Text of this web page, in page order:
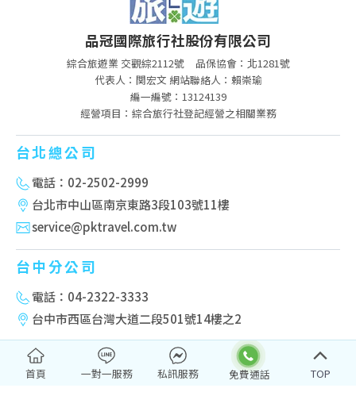
品冠國際旅行社股份有限公司
綜合旅遊業 交觀綜2112號
品保協會：北1281號
代表人：関宏文 網站聯絡人：賴崇瑜
編一編號：13124139
經營項目：綜合旅行社登記經營之相關業務
台北總公司
電話：02-2502-2999
台北市中山區南京東路3段103號11樓
service@pktravel.com.tw
台中分公司
電話：04-2322-3333
台中市西區台灣大道二段501號14樓之2
高雄分公司
首頁 一對一服務 私訊服務 TOP